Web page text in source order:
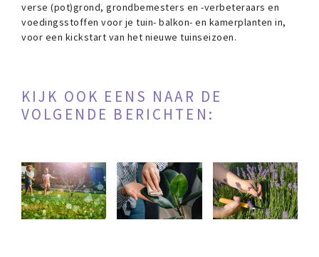
verse (pot)grond, grondbemesters en -verbeteraars en
voedingsstoffen voor je tuin- balkon- en kamerplanten in,
voor een kickstart van het nieuwe tuinseizoen.
KIJK OOK EENS NAAR DE
VOLGENDE BERICHTEN: